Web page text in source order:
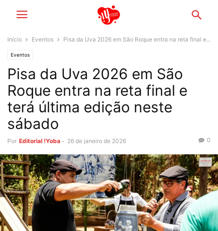
Início Eventos Pisa da Uva 2026 em São Roque entra na reta final e...
Eventos
Pisa da Uva 2026 em São
Roque entra na reta final e
terá última edição neste
sábado
Por Editorial !Yoba - 26 de janeiro de 2026 0